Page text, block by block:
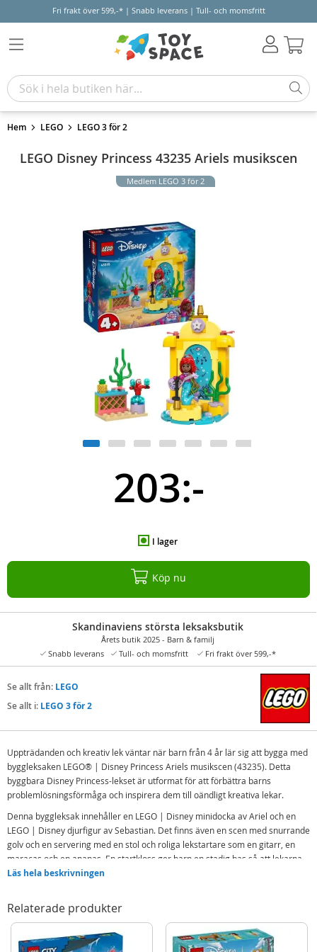
Fri frakt över 599,-* | Snabb leverans | Tull- och momsfritt
Hem LEGO LEGO 3 för 2
LEGO Disney Princess 43235 Ariels musikscen
Medlem LEGO 3 för 2
203:-
I lager
Köp nu
Skandinaviens största leksaksbutik
Årets butik 2025 - Barn & familj
Snabb leverans
Tull- och momsfritt Fri frakt över 599,-*
Se allt från: LEGO
Se allt i: LEGO 3 för 2
Uppträdanden och kreativ lek väntar när barn från 4 år lär sig att bygga med
byggleksaken LEGO® | Disney Princess Ariels musikscen (43235). Detta
byggbara Disney Princess-lekset är utformat för att förbättra barns
problemlösningsförmåga och inspirera dem till oändligt kreativa lekar.
Denna byggleksak innehåller en LEGO | Disney minidocka av Ariel och en
LEGO | Disney djurfigur av Sebastian. Det finns även en scen med snurrande
golv och en servering med en stol och roliga lekstartare som en gitarr, en
maracas och en ananas. En startkloss ger barn en stadig bas så att lekarna
snabbt kommer igång, och intuitiva instruktioner ingår i form av en färgglad
Detta coola LEGO | Disney byggset för barn från 4 år ger näring åt barns
passion för byggbara leksaker frånDen lilla sjöjungfrun, är lätt att ta med till
lekstunder och är ett fantastiskt sätt för vuxna att dela roliga bygglekar med
Läs hela beskrivningen
Relaterade produkter